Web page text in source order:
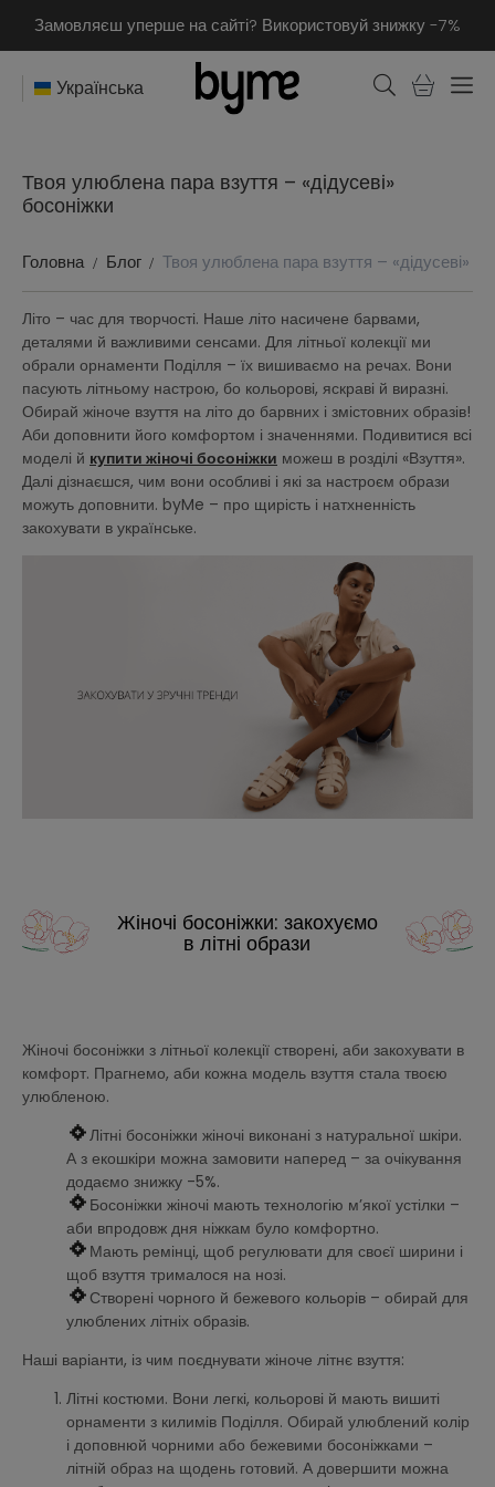
Замовляєш уперше на сайті? Використовуй знижку -7%
Українська
Твоя улюблена пара взуття – «дідусеві»
босоніжки
Головна Блог Твоя улюблена пара взуття – «дідусеві»
Літо – час для творчості. Наше літо насичене барвами,
деталями й важливими сенсами. Для літньої колекції ми
обрали орнаменти Поділля – їх вишиваємо на речах. Вони
пасують літньому настрою, бо кольорові, яскраві й виразні.
Обирай жіноче взуття на літо до барвних і змістовних образів!
Аби доповнити його комфортом і значеннями. Подивитися всі
моделі й купити жіночі босоніжки можеш в розділі «Взуття».
Далі дізнаєшся, чим вони особливі і які за настроєм образи
можуть доповнити. byMe – про щирість і натхненність
закохувати в українське.
Жіночі босоніжки: закохуємо
в літні образи
Жіночі босоніжки з літньої колекції створені, аби закохувати в
комфорт. Прагнемо, аби кожна модель взуття стала твоєю
улюбленою.
Літні босоніжки жіночі виконані з натуральної шкіри.
А з екошкіри можна замовити наперед – за очікування
додаємо знижку -5%.
Босоніжки жіночі мають технологію м’якої устілки –
аби впродовж дня ніжкам було комфортно.
Мають ремінці, щоб регулювати для своєї ширини і
щоб взуття трималося на нозі.
Створені чорного й бежевого кольорів – обирай для
улюблених літніх образів.
Наші варіанти, із чим поєднувати жіноче літнє взуття:
Літні костюми. Вони легкі, кольорові й мають вишиті
орнаменти з килимів Поділля. Обирай улюблений колір
і доповнюй чорними або бежевими босоніжками –
літній образ на щодень готовий. А довершити можна